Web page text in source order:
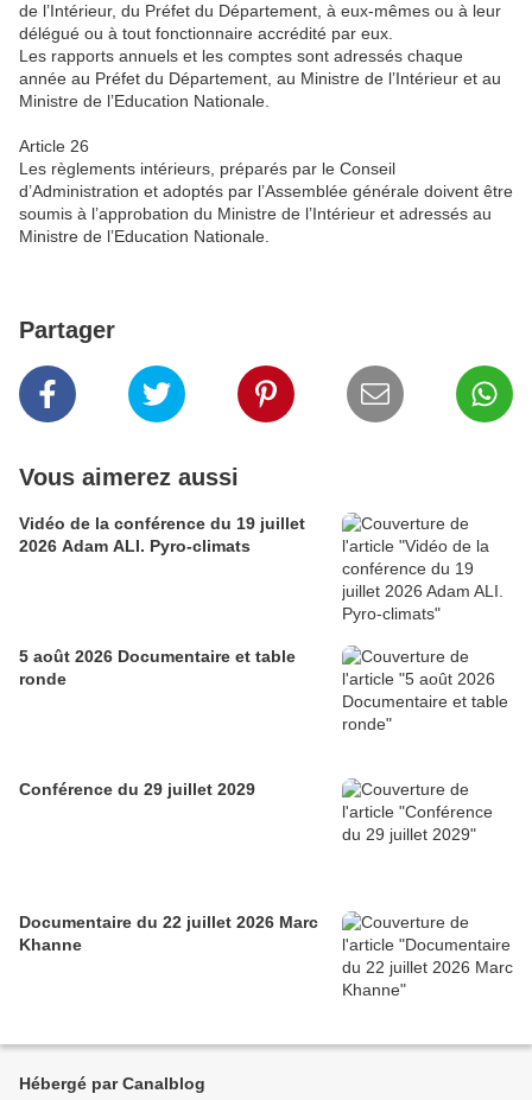
de l’Intérieur, du Préfet du Département, à eux-mêmes ou à leur
délégué ou à tout fonctionnaire accrédité par eux.
Les rapports annuels et les comptes sont adressés chaque
année au Préfet du Département, au Ministre de l’Intérieur et au
Ministre de l’Education Nationale.
Article 26
Les règlements intérieurs, préparés par le Conseil
d’Administration et adoptés par l’Assemblée générale doivent être
soumis à l’approbation du Ministre de l’Intérieur et adressés au
Ministre de l’Education Nationale.
Partager
Vous aimerez aussi
Vidéo de la conférence du 19 juillet
2026 Adam ALI. Pyro-climats
5 août 2026 Documentaire et table
ronde
Conférence du 29 juillet 2029
Documentaire du 22 juillet 2026 Marc
Khanne
Hébergé par Canalblog